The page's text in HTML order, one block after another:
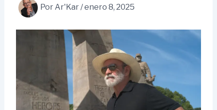
PorAr'Kar/enero 8, 2025